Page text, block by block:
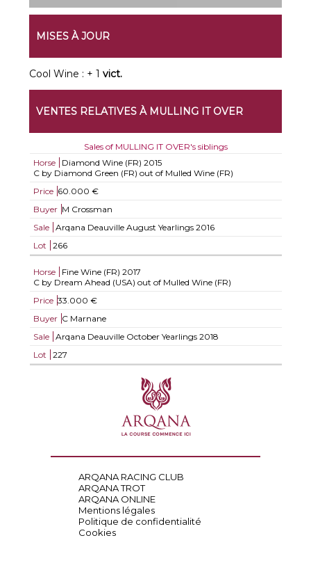
MISES À JOUR
Cool Wine : + 1vict.
VENTES RELATIVES À MULLING IT OVER
Sales of MULLING IT OVER's siblings
Horse
Diamond Wine (FR) 2015
C by Diamond Green (FR) out of Mulled Wine (FR)
Price 60.000 €
Buyer M Crossman
Sale
Arqana Deauville August Yearlings 2016
Lot
266
Horse Fine Wine (FR) 2017
C by Dream Ahead (USA) out of Mulled Wine (FR)
Price 33.000 €
Buyer C Marnane
Sale
Arqana Deauville October Yearlings 2018
Lot
227
ARQANA RACING CLUB
ARQANA TROT
ARQANA ONLINE
Mentions légales
Politique de confidentialité
Cookies